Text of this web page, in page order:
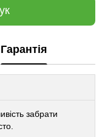
Гарантія
забрати